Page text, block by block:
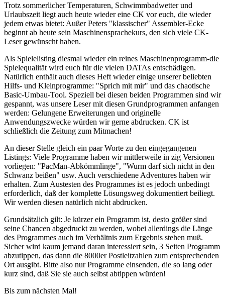
Trotz sommerlicher Temperaturen, Schwimmbadwetter und
Urlaubszeit liegt auch heute wieder eine CK vor euch, die wieder
jedem etwas bietet: Außer Peters "klassischer" Assembler-Ecke
beginnt ab heute sein Maschinensprachekurs, den sich viele CK-
Leser gewünscht haben.
Als Spielelisting diesmal wieder ein reines Maschinenprogramm-die
Spielequalität wird euch für die vielen DATAs entschädigen.
Natürlich enthält auch dieses Heft wieder einige unserer beliebten
Hilfs- und Kleinprogramme: "Sprich mit mir" und das chaotische
Basic-Umbau-Tool. Speziell bei diesen beiden Programmen sind wir
gespannt, was unsere Leser mit diesen Grundprogrammen anfangen
werden: Gelungene Erweiterungen und originelle
Anwendungszwecke würden wir gerne abdrucken. CK ist
schließlich die Zeitung zum Mitmachen!
An dieser Stelle gleich ein paar Worte zu den eingegangenen
Listings: Viele Programme haben wir mittlerweile in zig Versionen
vorliegen: "PacMan-Abkömmlinge", "Wurm darf sich nicht in den
Schwanz beißen" usw. Auch verschiedene Adventures haben wir
erhalten. Zum Austesten des Programmes ist es jedoch unbedingt
erforderlich, daß der komplette Lösungsweg dokumentiert beiliegt.
Wir werden diesen natürlich nicht abdrucken.
Grundsätzlich gilt: Je kürzer ein Programm ist, desto größer sind
seine Chancen abgedruckt zu werden, wobei allerdings die Länge
des Programmes auch im Verhältnis zum Ergebnis stehen muß.
Sicher wird kaum jemand daran interessiert sein, 3 Seiten Programm
abzutippen, das dann die 8000er Postleitzahlen zum entsprechenden
Ort ausgibt. Bitte also nur Programme einsenden, die so lang oder
kurz sind, daß Sie sie auch selbst abtippen würden!
Bis zum nächsten Mal!